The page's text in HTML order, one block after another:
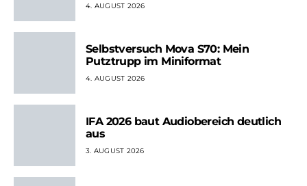
4. AUGUST 2026
Selbstversuch Mova S70: Mein
Putztrupp im Miniformat
4. AUGUST 2026
IFA 2026 baut Audiobereich deutlich
aus
3. AUGUST 2026